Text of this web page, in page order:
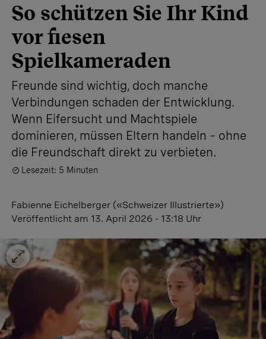
So schützen Sie Ihr Kind
vor fiesen
Spielkameraden
Freunde sind wichtig, doch manche
Verbindungen schaden der Entwicklung.
Wenn Eifersucht und Machtspiele
dominieren, müssen Eltern handeln – ohne
die Freundschaft direkt zu verbieten.
Lesezeit: 5 Minuten
Fabienne Eichelberger («Schweizer Illustrierte»)
Veröffentlicht am 13. April 2026 - 13:18 Uhr